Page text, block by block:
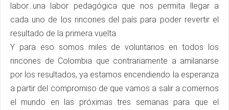
labor...una labor pedagógica que nos permita llegar a
cada uno de los rincones del país para poder revertir el
resultado de la primera vuelta.
Y para eso somos miles de voluntarios en todos los
rincones de Colombia que contrariamente a amilanarse
por los resultados, ya estamos encendiendo la esperanza
a partir del compromiso de que vamos a salir a comernos
el mundo en las próximas tres semanas para que el